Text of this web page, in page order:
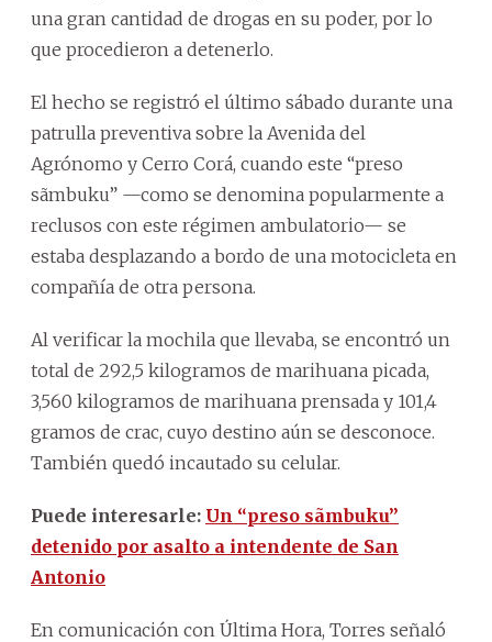
una gran cantidad de drogas en su poder, por lo
que procedieron a detenerlo.
El hecho se registró el último sábado durante una
patrulla preventiva sobre la Avenida del
Agrónomo y Cerro Corá, cuando este “preso
sãmbuku” —como se denomina popularmente a
reclusos con este régimen ambulatorio— se
estaba desplazando a bordo de una motocicleta en
compañía de otra persona.
Al verificar la mochila que llevaba, se encontró un
total de 292,5 kilogramos de marihuana picada,
3,560 kilogramos de marihuana prensada y 101,4
gramos de crac, cuyo destino aún se desconoce.
También quedó incautado su celular.
Puede interesarle: Un “preso sãmbuku”
detenido por asalto a intendente de San
Antonio
En comunicación con Última Hora, Torres señaló